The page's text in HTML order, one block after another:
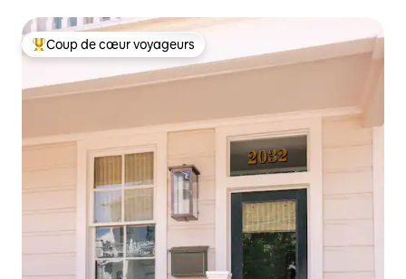
Coups de cœur voyageurs les plus appréciés
Coup de cœur voyageurs